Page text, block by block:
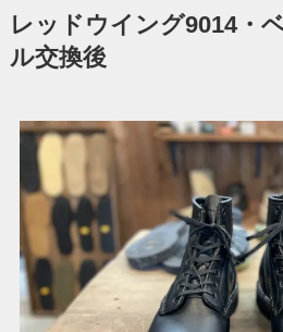
レッドウイング9014・
ル交換後